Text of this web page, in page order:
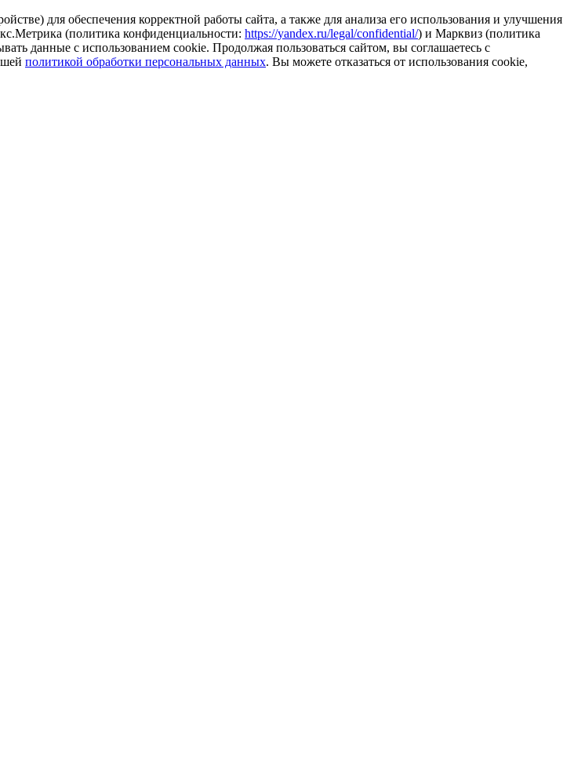
для обеспечения корректной работы сайта, а также для анализа его использования и улучшения
(политика конфиденциальности: https://yandex.ru/legal/confidential/) и Марквиз (политика
данные с использованием cookie. Продолжая пользоваться сайтом, вы соглашаетесь с
политикой обработки персональных данных. Вы можете отказаться от использования cookie,